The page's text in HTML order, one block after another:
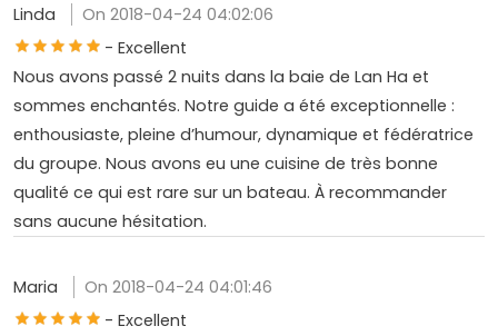
Linda
On 2018-04-24 04:02:06
- Excellent
Nous avons passé 2 nuits dans la baie de Lan Ha et
sommes enchantés. Notre guide a été exceptionnelle :
enthousiaste, pleine d’humour, dynamique et fédératrice
du groupe. Nous avons eu une cuisine de très bonne
qualité ce qui est rare sur un bateau. À recommander
sans aucune hésitation.
Maria
On 2018-04-24 04:01:46
- Excellent